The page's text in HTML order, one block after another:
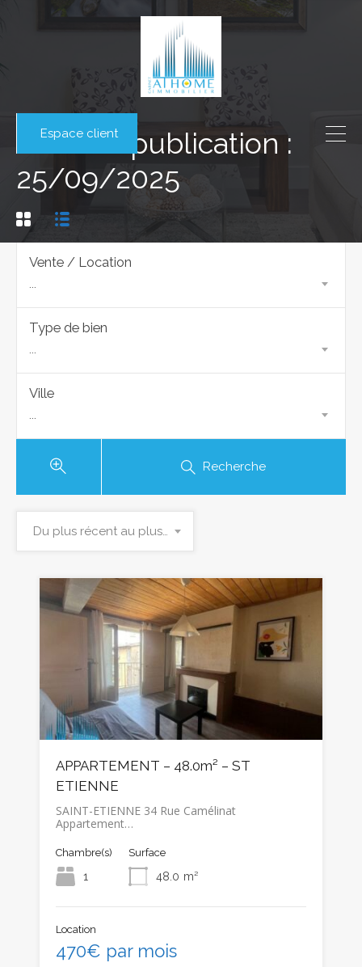
Espace client
Date de publication :
25/09/2025
Vente / Location
...
Type de bien
...
Ville
...
Recherche
Du plus récent au plus ancien
APPARTEMENT – 48.0m² – ST
ETIENNE
SAINT-ETIENNE 34 Rue Camélinat
Appartement…
Chambre(s)
1
Surface
48.0 m²
Location
470€ par mois